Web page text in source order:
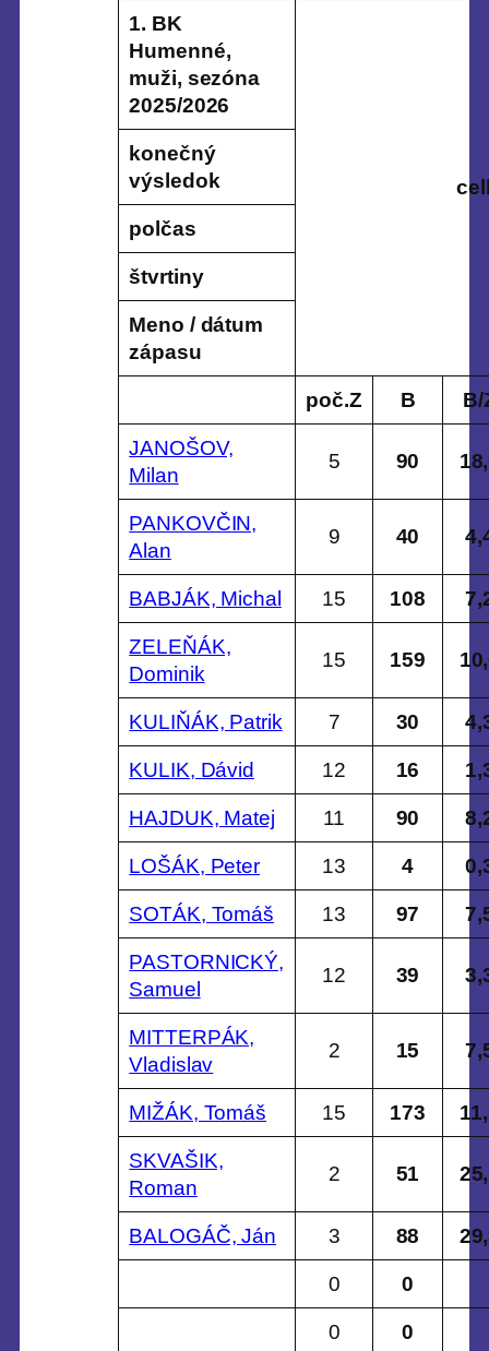
1. BK
Humenné,
muži, sezóna
2025/2026
konečný
výsledok
polčas
štvrtiny
Meno / dátum
zápasu
poč.Z B B/
JANOŠOV,
Milan
5 90
PANKOVČIN,
Alan
9 40
BABJÁK, Michal 15 108
ZELEŇÁK,
Dominik
15 159
KULIŇÁK, Patrik 7 30
KULIK, Dávid 12 16
HAJDUK, Matej 11 90
LOŠÁK, Peter 13 4
SOTÁK, Tomáš 13 97
PASTORNICKÝ,
Samuel
12 39
MITTERPÁK,
Vladislav
2 15
MIŽÁK, Tomáš 15 173
SKVAŠIK,
Roman
2 51
BALOGÁČ, Ján 3 88
0 0
0 0